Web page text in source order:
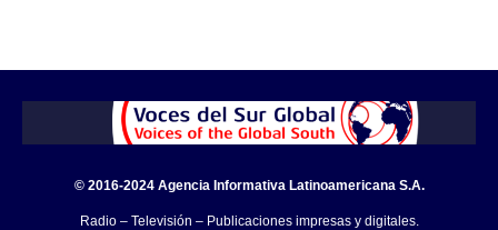
© 2016-2024 Agencia Informativa Latinoamericana S.A.
Radio – Televisión – Publicaciones impresas y digitales.